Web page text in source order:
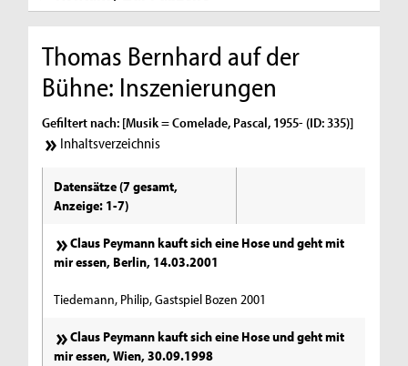
Thomas Bernhard auf der
Bühne: Inszenierungen
Gefiltert nach: [Musik = Comelade, Pascal, 1955- (ID: 335)]
Inhaltsverzeichnis
Datensätze (7 gesamt,
Anzeige: 1-7)
Claus Peymann kauft sich eine Hose und geht mit
mir essen, Berlin, 14.03.2001
Tiedemann, Philip, Gastspiel Bozen 2001
Claus Peymann kauft sich eine Hose und geht mit
mir essen, Wien, 30.09.1998